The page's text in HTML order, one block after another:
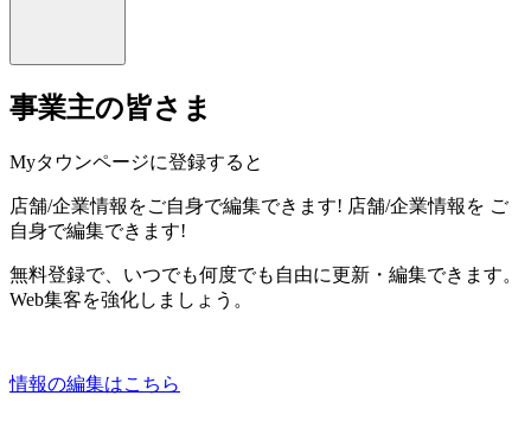
事業主の皆さま
Myタウンページに登録すると
店舗/企業情報をご自身で編集できます! 店舗/企業情報を ご
自身で編集できます!
無料登録で、いつでも何度でも自由に更新・編集できます。
Web集客を強化しましょう。
情報の編集はこちら